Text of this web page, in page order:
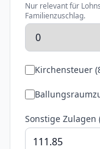
Nur relevant für
Familienzuschlag.
Kirchensteuer (
Sonstige Zulagen